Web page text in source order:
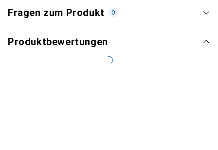
Fragen zum Produkt 0
Produktbewertungen